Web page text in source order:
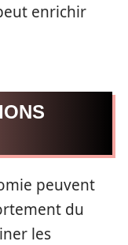
enrichir
peuvent
du
les